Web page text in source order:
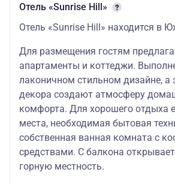
Отель «Sunrise Hill»
Отель «Sunrise Hill» находится в
Для размещения гостям
апартаменты и коттеджи.
лаконичном стильном дизайне, а
декора создают атмосферу
комфорта. Для хорошего отдыха
места, необходимая бытовая
собственная ванная комната с
средствами. С балкона
горную местность.